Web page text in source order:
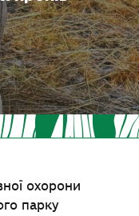
охорони
парку